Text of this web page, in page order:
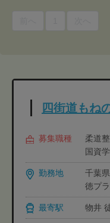
四街道もね
募集職種
柔道
国資
勤務地
千葉
徳プ
最寄駅 物井